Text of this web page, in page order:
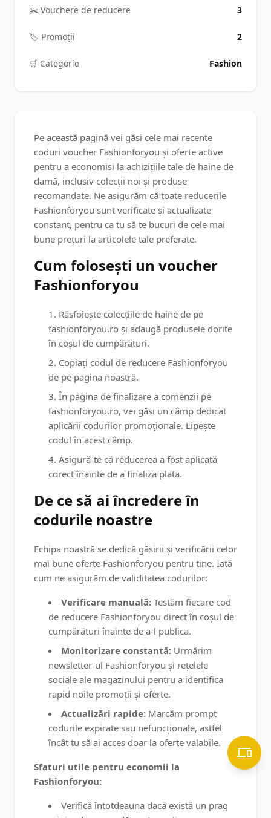
✂️ Vouchere de reducere 3
🏷️ Promoții 2
🛒️ Categorie Fashion
Pe această pagină vei găsi cele mai recente
coduri voucher Fashionforyou și oferte active
pentru a economisi la achizițiile tale de haine de
damă, inclusiv colecții noi și produse
recomandate. Ne asigurăm că toate reducerile
Fashionforyou sunt verificate și actualizate
constant, pentru ca tu să te bucuri de cele mai
bune prețuri la articolele tale preferate.
Cum folosești un voucher
Fashionforyou
Răsfoiește colecțiile de haine de pe
fashionforyou.ro și adaugă produsele dorite
în coșul de cumpărături.
Copiați codul de reducere Fashionforyou
de pe pagina noastră.
În pagina de finalizare a comenzii pe
fashionforyou.ro, vei găsi un câmp dedicat
aplicării codurilor promoționale. Lipește
codul în acest câmp.
Asigură-te că reducerea a fost aplicată
corect înainte de a finaliza plata.
De ce să ai încredere în
codurile noastre
Echipa noastră se dedică găsirii și verificării celor
mai bune oferte Fashionforyou pentru tine. Iată
cum ne asigurăm de validitatea codurilor:
Verificare manuală: Testăm fiecare cod
de reducere Fashionforyou direct în coșul de
cumpărături înainte de a-l publica.
Monitorizare constantă: Urmărim
newsletter-ul Fashionforyou și rețelele
sociale ale magazinului pentru a identifica
rapid noile promoții și oferte.
Actualizări rapide: Marcăm prompt
codurile expirate sau nefuncționale, astfel
încât tu să ai acces doar la oferte valabile.
Sfaturi utile pentru economii la
Fashionforyou:
Verifică întotdeauna dacă există un prag